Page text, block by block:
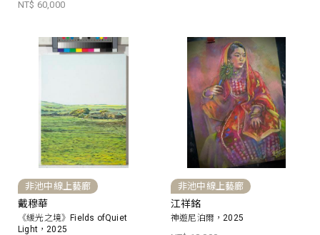
NT$ 60,000
非池中線上藝廊
戴穆華
《緩光之境》Fields ofQuiet
Light，2025
非池中線上藝廊
江祥銘
神遊尼泊爾，2025